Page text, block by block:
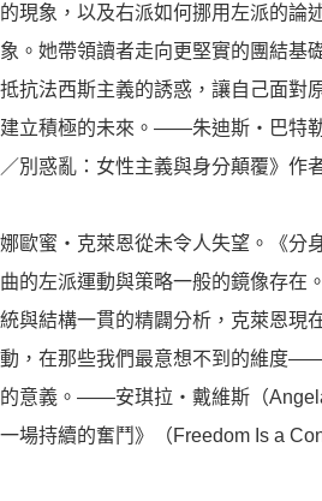
的現象，以及右派如何挪用左派的論
象。她帶領讀者走向更堅實的團結基
抵抗法西斯主義的誘惑，讓自己面對
建立積極的未來。——朱迪斯・巴特
／別惑亂：女性主義與身分顛覆》作
娜歐蜜・克萊恩從未令人失望。《分
曲的左派運動與策略一般的鏡像存在
統與結構一貫的精闢分析，克萊恩現
動，在那些我們最意想不到的維度
的意義。——安琪拉・戴維斯（
一場持續的奮鬥》（Freedom Is a